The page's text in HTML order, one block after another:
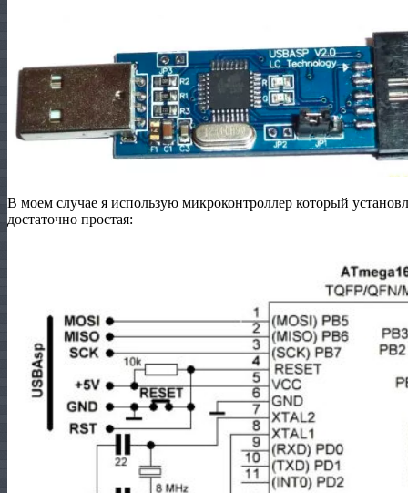
В моем случае я использую микроконтроллер который
достаточно простая: